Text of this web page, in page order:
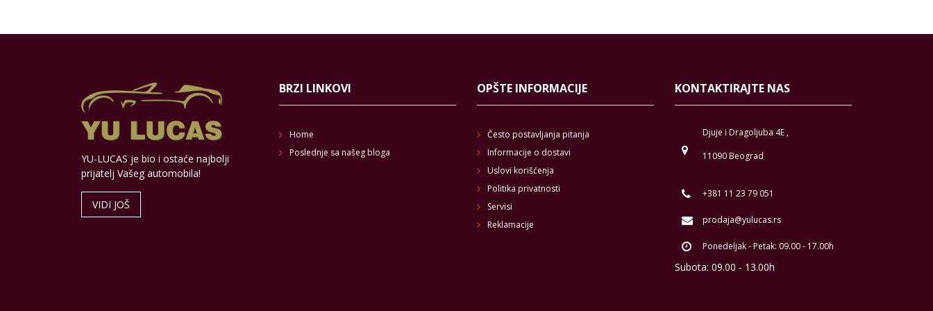
YU-LUCAS je bio i ostaće najbolji
prijatelj Vašeg automobila!
VIDI JOŠ
BRZI LINKOVI
Home
Poslednje sa našeg bloga
OPŠTE INFORMACIJE
Često postavljanja pitanja
Informacije o dostavi
Uslovi korišćenja
Politika privatnosti
Servisi
Reklamacije
KONTAKTIRAJTE NAS
Djuje i Dragoljuba 4E ,
11090 Beograd
+381 11 23 79 051
prodaja@yulucas.rs
Ponedeljak - Petak: 09.00 - 17.00h
Subota: 09.00 - 13.00h